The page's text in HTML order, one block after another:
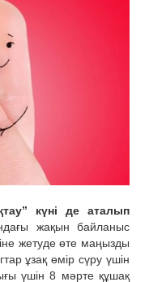
күні де аталып
жақын байланыс
жетуде өте маңызды
ұзақ өмір сүру үшін
үшін 8 мәрте құшақ